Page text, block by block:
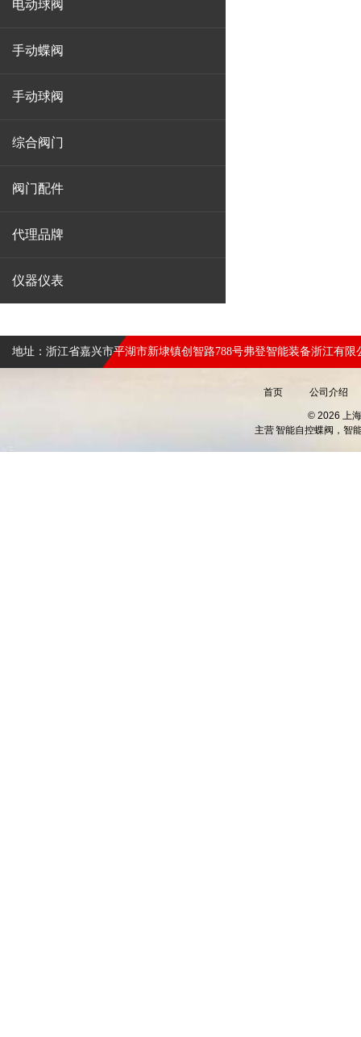
电动球阀
手动蝶阀
手动球阀
综合阀门
阀门配件
代理品牌
仪器仪表
地址：浙江省嘉兴市平湖市新埭镇创智路788号弗登智能装备浙江有限
首页 公司介绍
© 2026 上
主营智能自控蝶阀，智